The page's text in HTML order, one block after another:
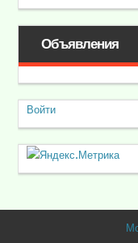
Объявления
Войти